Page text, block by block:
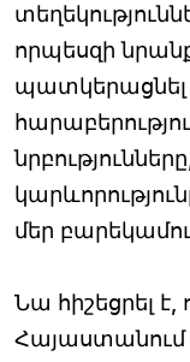
որպեսզի
պատկերացնել
մեր
Նա հիշեցրել
Հայաստանում